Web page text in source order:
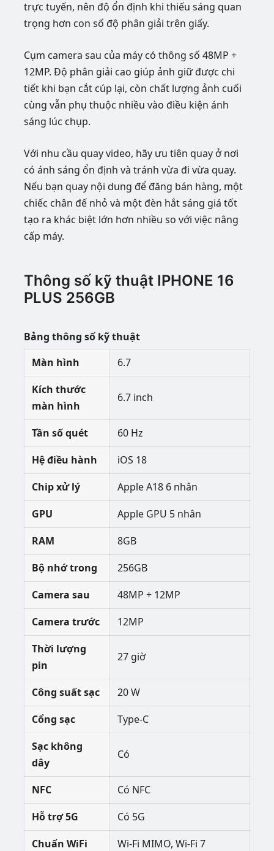
trực tuyến, nên độ ổn định khi thiếu sáng quan
trọng hơn con số độ phân giải trên giấy.
Cụm camera sau của máy có thông số 48MP +
12MP. Độ phân giải cao giúp ảnh giữ được chi
tiết khi bạn cắt cúp lại, còn chất lượng ảnh cuối
cùng vẫn phụ thuộc nhiều vào điều kiện ánh
sáng lúc chụp.
Với nhu cầu quay video, hãy ưu tiên quay ở nơi
có ánh sáng ổn định và tránh vừa đi vừa quay.
Nếu bạn quay nội dung để đăng bán hàng, một
chiếc chân đế nhỏ và một đèn hắt sáng giá tốt
tạo ra khác biệt lớn hơn nhiều so với việc nâng
cấp máy.
Thông số kỹ thuật IPHONE 16
PLUS 256GB
Bảng thông số kỹ thuật
Màn hình
6.7
Kích thước
màn hình
6.7 inch
Tần số quét
60 Hz
Hệ điều hành
iOS 18
Chip xử lý
Apple A18 6 nhân
GPU
Apple GPU 5 nhân
RAM
8GB
Bộ nhớ trong
256GB
Camera sau
48MP + 12MP
Camera trước
12MP
Thời lượng
pin
27 giờ
Công suất sạc
20 W
Cổng sạc
Type-C
Sạc không
dây
Có
NFC
Có NFC
Hỗ trợ 5G
Có 5G
Chuẩn WiFi
Wi-Fi MIMO, Wi-Fi 7